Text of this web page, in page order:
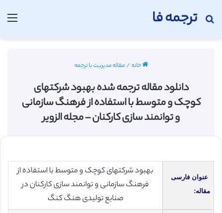
ترجمه فا
جستجو برای
خانه/مقاله مدیریت با ترجمه
دانلود مقاله ترجمه شده بهبود شرکتهای
کوچک و متوسط با استفاده از فرهنگ سازمانی
و توانمند سازی کارکنان – مجله الزویر
عنوان فارسی
مقاله:
بهبود شرکتهای کوچک و متوسط با استفاده از
فرهنگ سازمانی و توانمند سازی کارکنان در
صنایع تولیدی هنگ کنگ